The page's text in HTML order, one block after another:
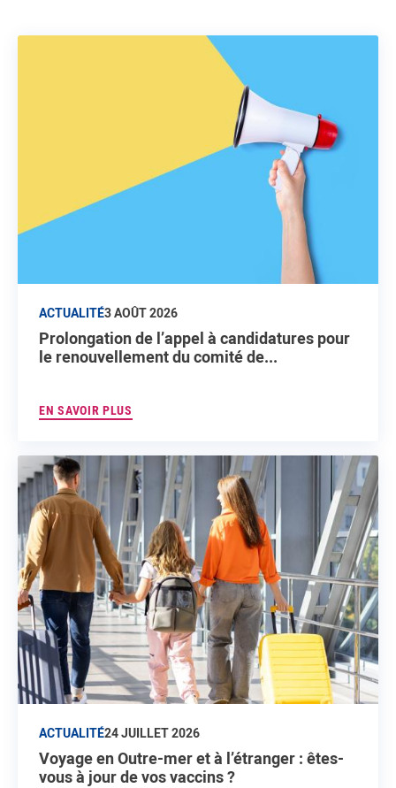
ACTUALITÉ3 AOÛT 2026
Prolongation de l’appel à candidatures pour
le renouvellement du comité de...
EN SAVOIR PLUS
ACTUALITÉ24 JUILLET 2026
Voyage en Outre-mer et à l’étranger : êtes-
vous à jour de vos vaccins ?